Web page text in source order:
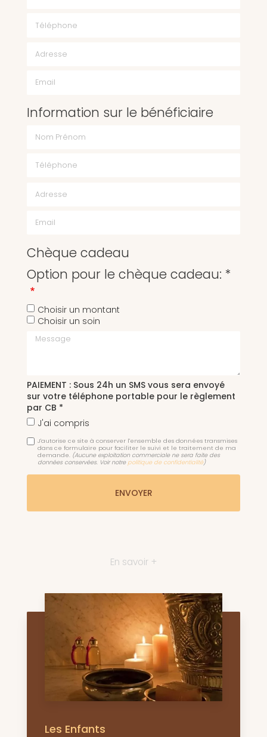
Information sur le bénéficiaire
Chèque cadeau
Option pour le chèque cadeau: *
Choisir un montant
Choisir un soin
Message
PAIEMENT : Sous 24h un SMS vous sera envoyé
sur votre téléphone portable pour le règlement
par CB *
J'ai compris
J'autorise ce site à conserver l'ensemble des données transmises
dans ce formulaire pour faciliter le suivi et le traitement de ma
demande. (Aucune exploitation commerciale ne sera faite des
données conservées. Voir notre politique de confidentialité)
En savoir +
Les Enfants